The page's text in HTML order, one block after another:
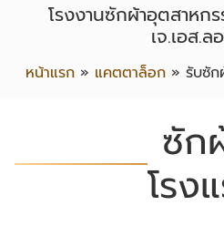
หน้าแรก » แคตตาล็อก » รับซัก
โรงงานซักผ้าอุตสาหก
เจ.เอส.
ซัก
โรง